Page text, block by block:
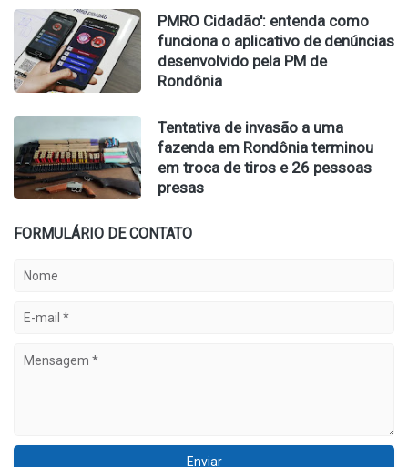
PMRO Cidadão': entenda como
funciona o aplicativo de denúncias
desenvolvido pela PM de
Rondônia
Tentativa de invasão a uma
fazenda em Rondônia terminou
em troca de tiros e 26 pessoas
presas
FORMULÁRIO DE CONTATO